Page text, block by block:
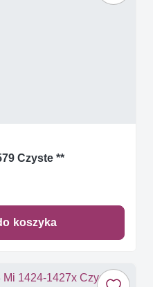
Czyste **
koszyka